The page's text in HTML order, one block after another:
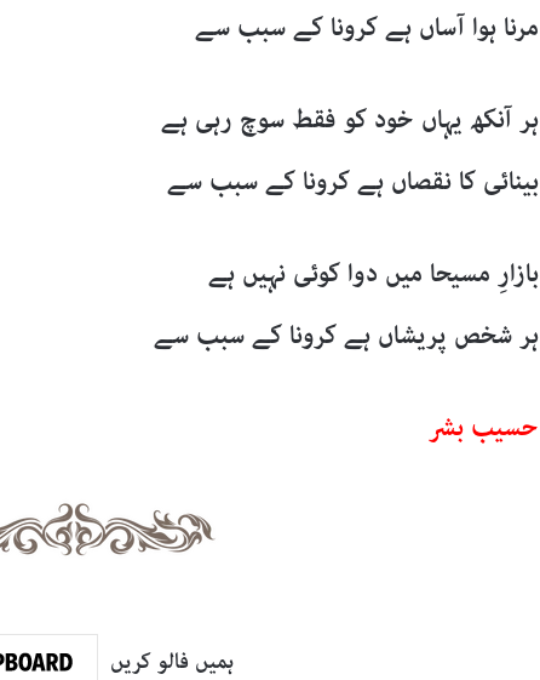
مرنا ہوا آساں ہے کرونا کے سبب سے
ہر آنکھ یہاں خود کو فقط سوچ رہی ہے
بینائی کا نقصاں ہے کرونا کے سبب سے
بازارِ مسیحا میں دوا کوئی نہیں ہے
ہر شخص پریشاں ہے کرونا کے سبب سے
حسیب بشر
ہمیں فالو کریں